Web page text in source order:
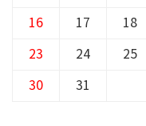
16 17 18
23 24 25
30 31